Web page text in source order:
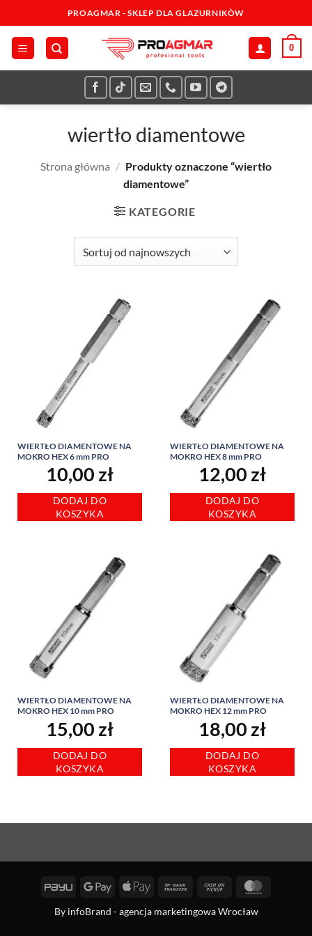
do
zawartości
PROAGMAR - SKLEP DLA GLAZURNIKÒW
0
wiertło diamentowe
Strona główna / Produkty oznaczone “wiertło
diamentowe”
KATEGORIE
WIERTŁO DIAMENTOWE NA
MOKRO HEX 6 mm PRO
10,00 zł
DODAJ DO
KOSZYKA
WIERTŁO DIAMENTOWE NA
MOKRO HEX 8 mm PRO
12,00 zł
DODAJ DO
KOSZYKA
WIERTŁO DIAMENTOWE NA
MOKRO HEX 10 mm PRO
15,00 zł
DODAJ DO
KOSZYKA
WIERTŁO DIAMENTOWE NA
MOKRO HEX 12 mm PRO
18,00 zł
DODAJ DO
KOSZYKA
PayU
Google
Apple
Bank
Cash
Pickup
By infoBrand - agencja marketingowa Wrocław